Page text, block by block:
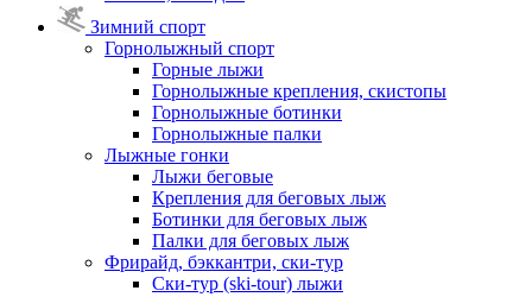
Зимний спорт
Горнолыжный спорт
Горные лыжи
Горнолыжные крепления, скистопы
Горнолыжные ботинки
Горнолыжные палки
Лыжные гонки
Лыжи беговые
Крепления для беговых лыж
Ботинки для беговых лыж
Палки для беговых лыж
Фрирайд, бэккантри, ски-тур
Ски-тур (ski-tour) лыжи